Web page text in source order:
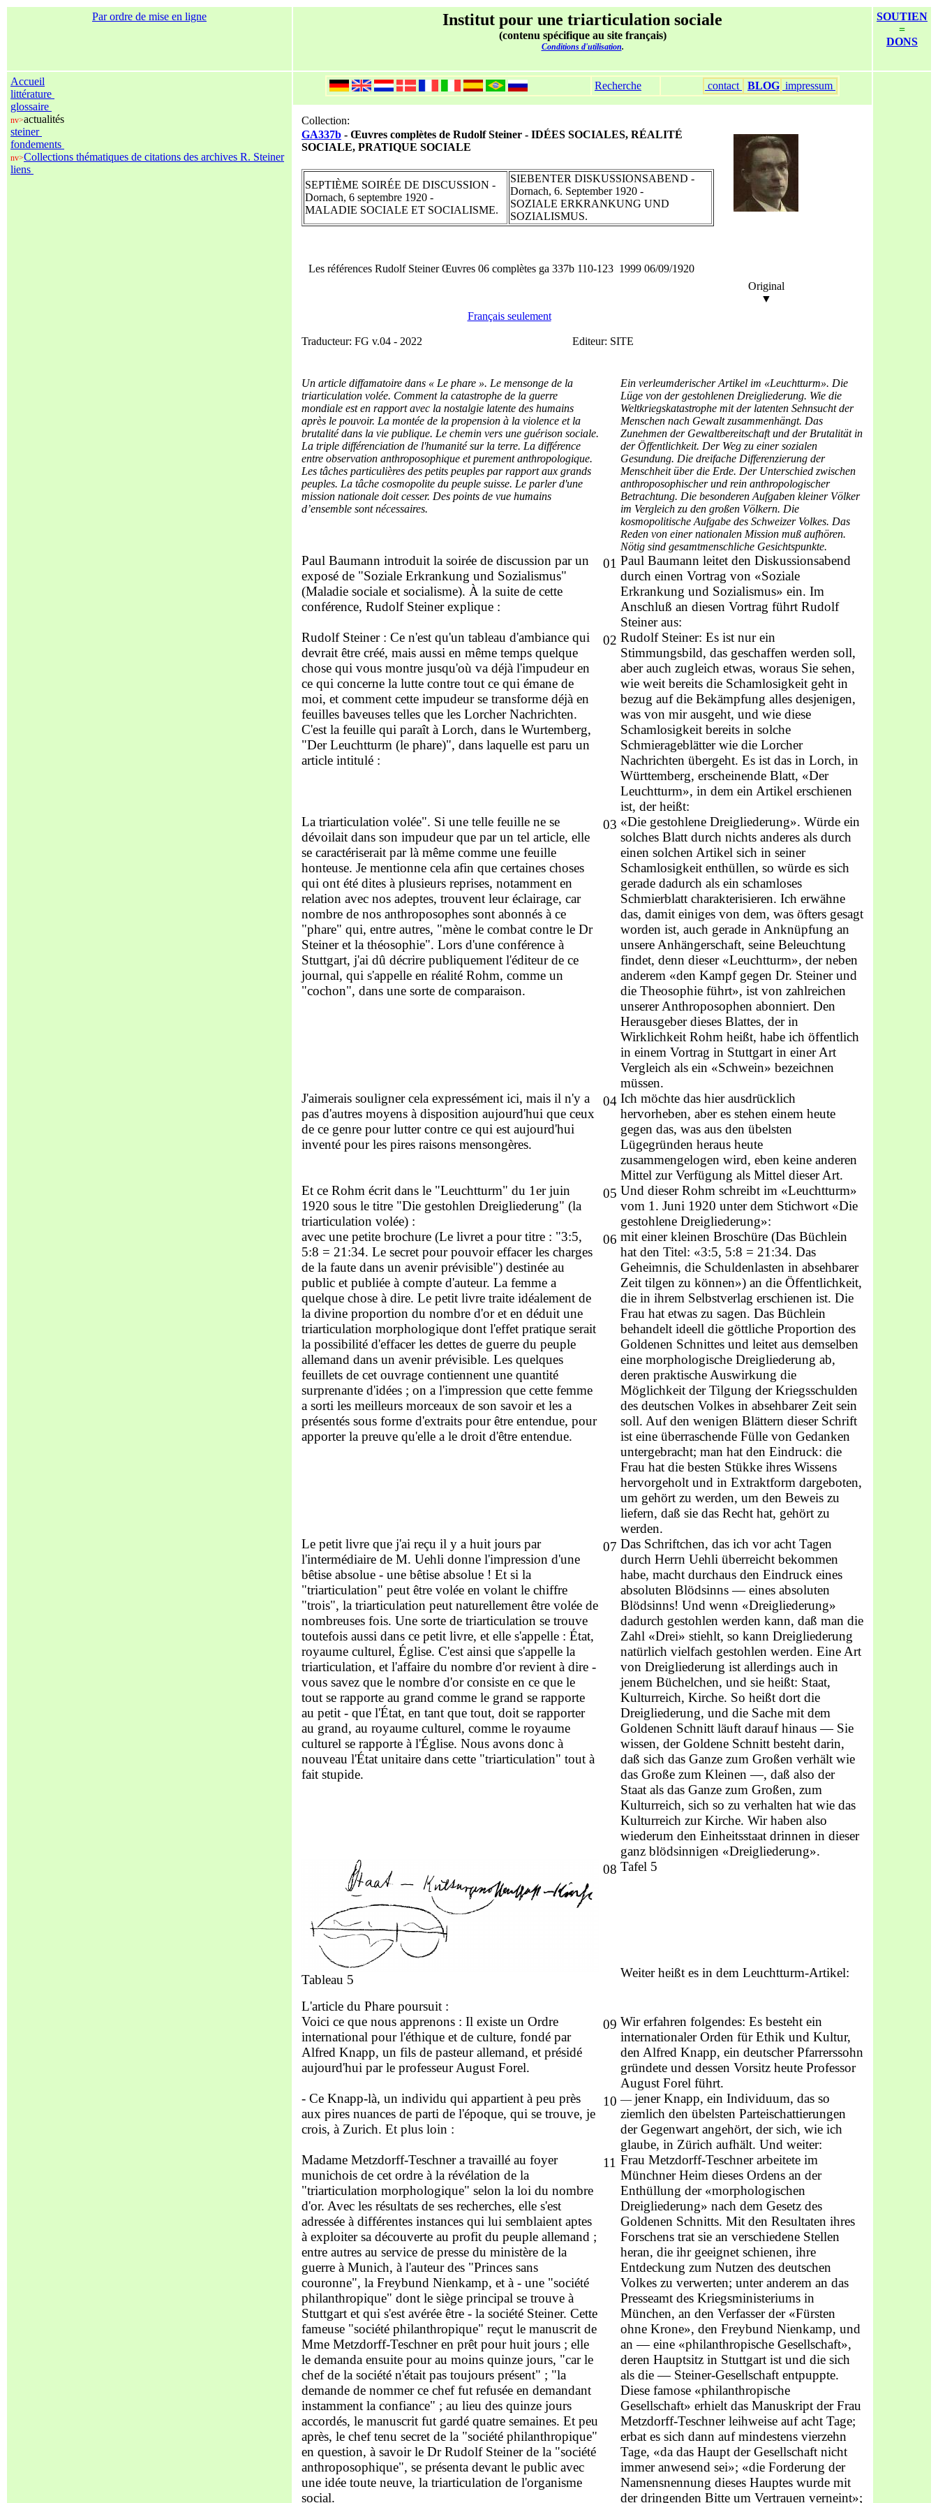
Par ordre de mise en ligne Institut pour une triarticulation sociale
(contenu spécifique au site français)
Conditions d'utilisation.
SOUTIEN
=
DONS
Accueil
littérature
glossaire
nv>actualités
steiner
fondements
nv>Collections thématiques de citations des archives R. Steiner
liens
Recherche contact BLOG impressum
Collection:
GA337b - Œuvres complètes de Rudolf Steiner - IDÉES SOCIALES, RÉALITÉ
SOCIALE, PRATIQUE SOCIALE
SEPTIÈME SOIRÉE DE DISCUSSION -
Dornach, 6 septembre 1920 -
MALADIE SOCIALE ET SOCIALISME.
SIEBENTER DISKUSSIONSABEND -
Dornach, 6. September 1920 -
SOZIALE ERKRANKUNG UND
SOZIALISMUS.
Les références Rudolf Steiner Œuvres 06 complètes ga 337b 110-123 1999 06/09/1920
Français seulement
Original
▼
Traducteur: FG v.04 - 2022 Editeur: SITE
Un article diffamatoire dans « Le phare ». Le mensonge de la
triarticulation volée. Comment la catastrophe de la guerre
mondiale est en rapport avec la nostalgie latente des humains
après le pouvoir. La montée de la propension à la violence et la
brutalité dans la vie publique. Le chemin vers une guérison sociale.
La triple différenciation de l'humanité sur la terre. La différence
entre observation anthroposophique et purement anthropologique.
Les tâches particulières des petits peuples par rapport aux grands
peuples. La tâche cosmopolite du peuple suisse. Le parler d'une
mission nationale doit cesser. Des points de vue humains
d’ensemble sont nécessaires.
Ein verleumderischer Artikel im «Leuchtturm». Die
Lüge von der gestohlenen Dreigliederung. Wie die
Weltkriegskatastrophe mit der latenten Sehnsucht der
Menschen nach Gewalt zusammenhängt. Das
Zunehmen der Gewaltbereitschaft und der Brutalität in
der Öffentlichkeit. Der Weg zu einer sozialen
Gesundung. Die dreifache Differenzierung der
Menschheit über die Erde. Der Unterschied zwischen
anthroposophischer und rein anthropologischer
Betrachtung. Die besonderen Aufgaben kleiner Völker
im Vergleich zu den großen Völkern. Die
kosmopolitische Aufgabe des Schweizer Volkes. Das
Reden von einer nationalen Mission muß aufhören.
Nötig sind gesamtmenschliche Gesichtspunkte.
Paul Baumann introduit la soirée de discussion par un
exposé de "Soziale Erkrankung und Sozialismus"
(Maladie sociale et socialisme). À la suite de cette
conférence, Rudolf Steiner explique :
01 Paul Baumann leitet den Diskussionsabend
durch einen Vortrag von «So­ziale
Erkrankung und Sozialismus» ein. Im
Anschluß an diesen Vortrag führt Rudolf
Steiner aus:
Rudolf Steiner : Ce n'est qu'un tableau d'ambiance qui
devrait être créé, mais aussi en même temps quelque
chose qui vous montre jusqu'où va déjà l'impudeur en
ce qui concerne la lutte contre tout ce qui émane de
moi, et comment cette impudeur se transforme déjà en
feuilles baveuses telles que les Lorcher Nachrichten.
C'est la feuille qui paraît à Lorch, dans le Wurtemberg,
"Der Leuchtturm (le phare)", dans laquelle est paru un
article intitulé :
02 Rudolf Steiner: Es ist nur ein
Stimmungsbild, das geschaffen werden soll,
aber auch zugleich etwas, woraus Sie sehen,
wie weit bereits die Schamlosigkeit geht in
bezug auf die Bekämpfung alles desjenigen,
was von mir ausgeht, und wie diese
Schamlosigkeit bereits in solche
Schmierageblätter wie die Lorcher
Nachrichten übergeht. Es ist das in Lorch, in
Württemberg, erscheinende Blatt, «Der
Leuchtturm», in dem ein Artikel erschienen
ist, der heißt:
La triarticulation volée". Si une telle feuille ne se
dévoilait dans son impudeur que par un tel article, elle
se caractériserait par là même comme une feuille
honteuse. Je mentionne cela afin que certaines choses
qui ont été dites à plusieurs reprises, notamment en
relation avec nos adeptes, trouvent leur éclairage, car
nombre de nos anthroposophes sont abonnés à ce
"phare" qui, entre autres, "mène le combat contre le Dr
Steiner et la théosophie". Lors d'une conférence à
Stuttgart, j'ai dû décrire publiquement l'éditeur de ce
journal, qui s'appelle en réalité Rohm, comme un
"cochon", dans une sorte de comparaison.
03 «Die gestohlene Dreigliederung». Würde ein
solches Blatt durch nichts anderes als durch
einen solchen Artikel sich in seiner
Schamlosigkeit enthüllen, so würde es sich
gerade dadurch als ein schamloses
Schmierblatt charakterisieren. Ich erwähne
das, damit einiges von dem, was öfters gesagt
worden ist, auch gerade in Anknüpfung an
unsere Anhängerschaft, seine Beleuchtung
findet, denn dieser «Leuchtturm», der neben
anderem «den Kampf gegen Dr. Steiner und
die Theosophie führt», ist von zahlreichen
unserer Anthroposophen abonniert. Den
Herausgeber dieses Blattes, der in
Wirklichkeit Rohm heißt, habe ich öffentlich
in einem Vortrag in Stuttgart in einer Art
Vergleich als ein «Schwein» bezeichnen
müssen.
J'aimerais souligner cela expressément ici, mais il n'y a
pas d'autres moyens à disposition aujourd'hui que ceux
de ce genre pour lutter contre ce qui est aujourd'hui
inventé pour les pires raisons mensongères.
04 Ich möchte das hier ausdrücklich
hervorheben, aber es stehen einem heute
gegen das, was aus den übelsten
Lügegründen heraus heute
zusammengelogen wird, eben keine anderen
Mittel zur Verfügung als Mittel dieser Art.
Et ce Rohm écrit dans le "Leuchtturm" du 1er juin
1920 sous le titre "Die gestohlen Dreigliederung" (la
triarticulation volée) :
05 Und dieser Rohm schreibt im «Leuchtturm»
vom 1. Juni 1920 unter dem Stichwort «Die
gestohlene Dreigliederung»:
avec une petite brochure (Le livret a pour titre : "3:5,
5:8 = 21:34. Le secret pour pouvoir effacer les charges
de la faute dans un avenir prévisible") destinée au
public et publiée à compte d'auteur. La femme a
quelque chose à dire. Le petit livre traite idéalement de
la divine proportion du nombre d'or et en déduit une
triarticulation morphologique dont l'effet pratique serait
la possibilité d'effacer les dettes de guerre du peuple
allemand dans un avenir prévisible. Les quelques
feuillets de cet ouvrage contiennent une quantité
surprenante d'idées ; on a l'impression que cette femme
a sorti les meilleurs morceaux de son savoir et les a
présentés sous forme d'extraits pour être entendue, pour
apporter la preuve qu'elle a le droit d'être entendue.
06 mit einer kleinen Broschüre (Das Büchlein
hat den Titel: «3:5, 5:8 = 21:34. Das
Geheimnis, die Schuldenlasten in absehbarer
Zeit tilgen zu können») an die Öffentlichkeit,
die in ihrem Selbstverlag erschienen ist. Die
Frau hat etwas zu sagen. Das Büchlein
behandelt ideell die göttliche Proportion des
Goldenen Schnittes und leitet aus demselben
eine morphologische Drei­gliederung ab,
deren praktische Auswirkung die
Möglichkeit der Tilgung der Kriegsschulden
des deutschen Volkes in absehbarer Zeit sein
soll. Auf den wenigen Blättern dieser Schrift
ist eine überraschende Fülle von Ge­danken
untergebracht; man hat den Eindruck: die
Frau hat die besten Stük­ke ihres Wissens
hervorgeholt und in Extraktform dargeboten,
um gehört zu werden, um den Beweis zu
liefern, daß sie das Recht hat, gehört zu
werden.
Le petit livre que j'ai reçu il y a huit jours par
l'intermédiaire de M. Uehli donne l'impression d'une
bêtise absolue - une bêtise absolue ! Et si la
"triarticulation" peut être volée en volant le chiffre
"trois", la triarticulation peut naturellement être volée de
nombreuses fois. Une sorte de triarticulation se trouve
toutefois aussi dans ce petit livre, et elle s'appelle : État,
royaume culturel, Église. C'est ainsi que s'appelle la
triarticulation, et l'affaire du nombre d'or revient à dire -
vous savez que le nombre d'or consiste en ce que le
tout se rapporte au grand comme le grand se rapporte
au petit - que l'État, en tant que tout, doit se rapporter
au grand, au royaume culturel, comme le royaume
culturel se rapporte à l'Église. Nous avons donc à
nouveau l'État unitaire dans cette "triarticulation" tout à
fait stupide.
07 Das Schriftchen, das ich vor acht Tagen
durch Herrn Uehli überreicht bekommen
habe, macht durchaus den Eindruck eines
absoluten Blödsinns — eines absoluten
Blödsinns! Und wenn «Dreigliederung»
dadurch gestohlen werden kann, daß man die
Zahl «Drei» stiehlt, so kann Dreigliederung
natürlich vielfach gestohlen werden. Eine Art
von Dreigliederung ist allerdings auch in
jenem Büchelchen, und sie heißt: Staat,
Kulturreich, Kirche. So heißt dort die
Dreigliederung, und die Sache mit dem
Goldenen Schnitt läuft darauf hinaus — Sie
wissen, der Goldene Schnitt besteht darin,
daß sich das Ganze zum Großen verhält wie
das Große zum Kleinen —, daß also der
Staat als das Ganze zum Großen, zum
Kulturreich, sich so zu verhalten hat wie das
Kulturreich zur Kirche. Wir haben also
wiederum den Einheitsstaat drinnen in dieser
ganz blödsinnigen «Dreigliederung».
Tableau 5
L'article du Phare poursuit :
08 Tafel 5
Weiter heißt es in dem Leuchtturm-Artikel:
Voici ce que nous apprenons : Il existe un Ordre
international pour l'éthique et de culture, fondé par
Alfred Knapp, un fils de pasteur allemand, et présidé
aujourd'hui par le professeur August Forel.
09 Wir erfahren folgendes: Es besteht ein
internationaler Orden für Ethik und Kultur,
den Alfred Knapp, ein deutscher Pfarrerssohn
gründete und dessen Vorsitz heute Professor
August Forel führt.
- Ce Knapp-là, un individu qui appartient à peu près
aux pires nuances de parti de l'époque, qui se trouve, je
crois, à Zurich. Et plus loin :
10 — jener Knapp, ein Individuum, das so
ziemlich den übelsten Parteischattierungen
der Gegenwart angehört, der sich, wie ich
glaube, in Zürich aufhält. Und weiter:
Madame Metzdorff-Teschner a travaillé au foyer
munichois de cet ordre à la révélation de la
"triarticulation morphologique" selon la loi du nombre
d'or. Avec les résultats de ses recherches, elle s'est
adressée à différentes instances qui lui semblaient aptes
à exploiter sa découverte au profit du peuple allemand ;
entre autres au service de presse du ministère de la
guerre à Munich, à l'auteur des "Princes sans
couronne", la Freybund Nienkamp, et à - une "société
philanthropique" dont le siège principal se trouve à
Stuttgart et qui s'est avérée être - la société Steiner. Cette
fameuse "société philanthropique" reçut le manuscrit de
Mme Metzdorff-Teschner en prêt pour huit jours ; elle
le demanda ensuite pour au moins quinze jours, "car le
chef de la société n'était pas toujours présent" ; "la
demande de nommer ce chef fut refusée en demandant
instamment la confiance" ; au lieu des quinze jours
accordés, le manuscrit fut gardé quatre semaines. Et peu
après, le chef tenu secret de la "société philanthropique"
en question, à savoir le Dr Rudolf Steiner de la "société
anthroposophique", se présenta devant le public avec
une idée toute neuve, la triarticulation de l'organisme
social.
11 Frau Metzdorff-Teschner arbeitete im
Münchner Heim dieses Ordens an der
Enthüllung der «morphologischen
Dreigliederung» nach dem Gesetz des
Goldenen Schnitts. Mit den Resultaten ihres
Forschens trat sie an ver­schiedene Stellen
heran, die ihr geeignet schienen, ihre
Entdeckung zum Nutzen des deutschen
Volkes zu verwerten; unter anderem an das
Presse­amt des Kriegsministeriums in
München, an den Verfasser der «Fürsten
ohne Krone», den Freybund Nienkamp, und
an — eine «philanthropische Gesellschaft»,
deren Hauptsitz in Stuttgart ist und die sich
als die — Steiner-Gesellschaft entpuppte.
Diese famose «philanthropische
Gesellschaft» er­hielt das Manuskript der Frau
Metzdorff-Teschner leihweise auf acht Tage;
erbat es sich dann auf mindestens vierzehn
Tage, «da das Haupt der Gesell­schaft nicht
immer anwesend sei»; «die Forderung der
Namensnennung dieses Hauptes wurde mit
der dringenden Bitte um Vertrauen verneint»;